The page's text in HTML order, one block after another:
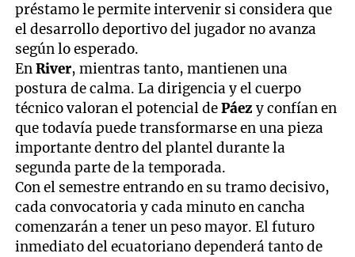
préstamo le permite intervenir si considera que
el desarrollo deportivo del jugador no avanza
según lo esperado.
EnRiver, mientras tanto, mantienen una
postura de calma. La dirigencia y el cuerpo
técnico valoran el potencial dePáezy confían en
que todavía puede transformarse en una pieza
importante dentro del plantel durante la
segunda parte de la temporada.
Con el semestre entrando en su tramo decisivo,
cada convocatoria y cada minuto en cancha
comenzarán a tener un peso mayor. El futuro
inmediato del ecuatoriano dependerá tanto de